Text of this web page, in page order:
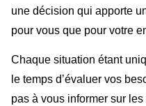
une décision qui apporte
pour vous que pour votre
Chaque situation étant
le temps d’évaluer vos
pas à vous informer sur